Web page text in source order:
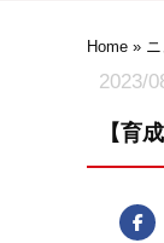
Home »
2023/
【育